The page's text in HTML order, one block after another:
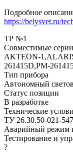
Подробное
https://belysvet.ru/
ТР №1
Совместимые серии
AKTEON-
261415D,PM-
Тип прибора
Автономный
Статус позиции
В разработке
Технические
ТУ 26.30.50-021-
Аварийный режим
Тестирование и
?